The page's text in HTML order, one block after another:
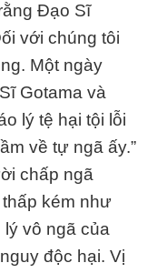
Ðạo Sĩ
với chúng tôi
Một ngày
Gotama và
lý tệ hại tội lỗi
về tự ngã ấy.”
chấp ngã
kém như
vô ngã của
độc hại. Vị